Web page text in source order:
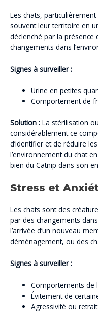
Les chats,
souvent leur territoire en
déclenché par la présence
changements dans
Signes à surveiller :
Urine en petites
Comportement de
Solution : La stérilisation
considérablement ce
d’identifier et de réduire
l’environnement du chat
bien du Catnip dans son
Stress et
Les chats sont des
par des changements
l’arrivée d’un nouveau
déménagement, ou des
Signes à surveiller :
Comportements de
Évitement de
Agressivité ou